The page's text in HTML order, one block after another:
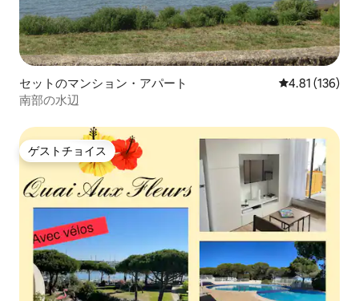
セットのマンション・アパート レビュー136
4.81 (136)
南部の水辺
ゲストチョイス
ゲストチョイス